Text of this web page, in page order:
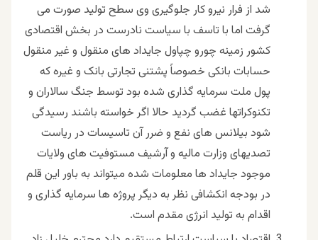
شد از فرار نیرو کار جلوگیری وی سطح تولید صورت می
گرفت اما با تاسف با سیاست نادرست در بخش اقتصادی
کشور زمینه چورو چپاول جایداد های منقول و غیر منقول
حسابات بانکی خصوصاً پشتنی تجارتی بانک و غیره که
پول ملت سرمایه گذاری شده بود توسط جنگ سالاران و
تکنوکراتها غضب گردید حالا اگر خواسته باشند رسیدگی
شود بیلانس های نفع و ضرر آن تاسیسات در ریاست
تصدیهای وزارت مالیه و آرشیف مستوفیت های ولایات
موجود جایداد ها معلومات شده میتواند به باور این قلم
در بودجه انکشافی نظر به دیگر پروژه ها سرمایه گذاری و
اقدام به تولید انرژی مقدم است.